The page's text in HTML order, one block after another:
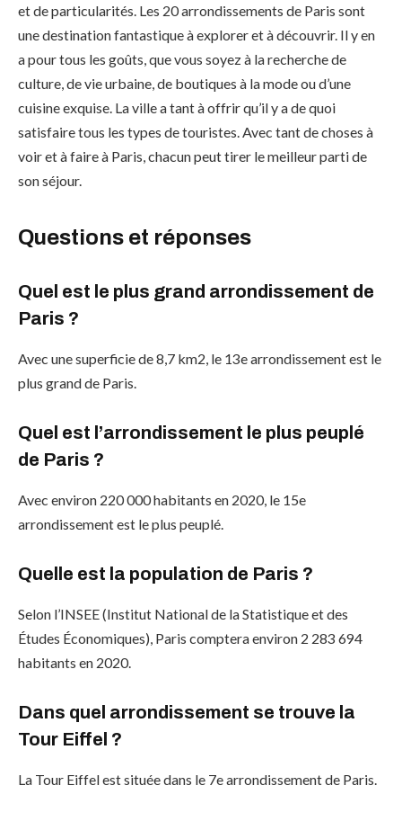
et de particularités. Les 20 arrondissements de Paris sont
une destination fantastique à explorer et à découvrir. Il y en
a pour tous les goûts, que vous soyez à la recherche de
culture, de vie urbaine, de boutiques à la mode ou d’une
cuisine exquise. La ville a tant à offrir qu’il y a de quoi
satisfaire tous les types de touristes. Avec tant de choses à
voir et à faire à Paris, chacun peut tirer le meilleur parti de
son séjour.
Questions et réponses
Quel est le plus grand arrondissement de
Paris ?
Avec une superficie de 8,7 km2, le 13e arrondissement est le
plus grand de Paris.
Quel est l’arrondissement le plus peuplé
de Paris ?
Avec environ 220 000 habitants en 2020, le 15e
arrondissement est le plus peuplé.
Quelle est la population de Paris ?
Selon l’INSEE (Institut National de la Statistique et des
Études Économiques), Paris comptera environ 2 283 694
habitants en 2020.
Dans quel arrondissement se trouve la
Tour Eiffel ?
La Tour Eiffel est située dans le 7e arrondissement de Paris.